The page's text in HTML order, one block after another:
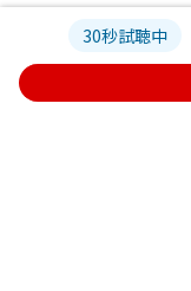
30秒試聴中